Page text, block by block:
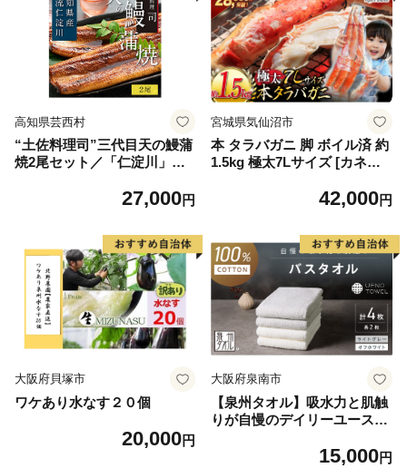
高知県芸西村
“土佐料理司”三代目天の鰻蒲
焼2尾セット／「仁淀川」水
殖 国産・高知県産〈高知市共
27,000円
宮城県気仙沼市
本 タラバガニ 脚 ボイル済 約
1.5kg 極太7Lサイズ [カネダ
6] カニ かに 蟹 たらばがに た
42,000円
大阪府貝塚市
ワケあり水なす２０個
20,000円
大阪府泉南市
【泉州タオル】吸水力と肌触
りが自慢のデイリーユースバ
トグレー 4枚【配送不可地
15,000円